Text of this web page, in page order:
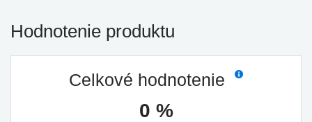
Hodnotenie produktu
Celkové hodnotenie
0 %